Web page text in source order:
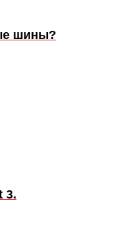
шины?
3.